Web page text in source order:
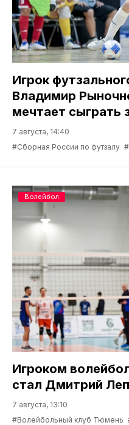
Игрок
Владимир
мечтает сыграть
7 августа, 14:40
#Сборная России по футзалу
Игроком
стал Дмитрий
7 августа, 13:10
#Волейбольный клуб Тюмень
Волейбол